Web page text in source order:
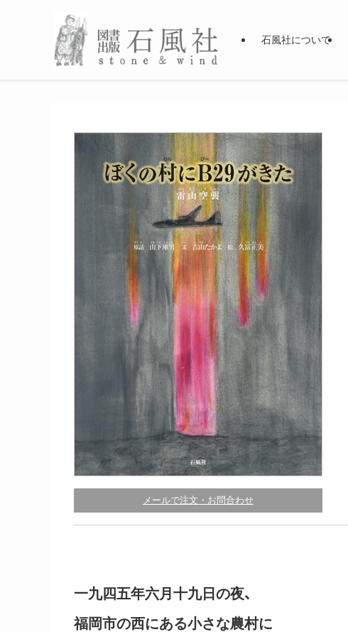
石風社について
メールで注文・お問合わせ
一九四五年六月十九日の夜、
福岡市の西にある小さな農村に